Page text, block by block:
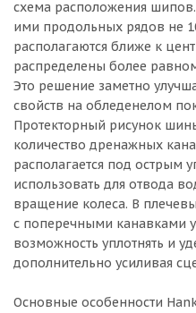
схема расположения
ими продольных рядов не
располагаются ближе к
распределены более
Это решение заметно
свойств на обледенелом
Протекторный рисунок
количество дренажных
располагается под острым
использовать для отвода
вращение колеса. В
с поперечными канавками у
возможность уплотнять и
дополнительно усиливая
Основные особенности